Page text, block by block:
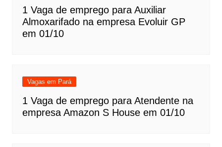
1 Vaga de emprego para Auxiliar
Almoxarifado na empresa Evoluir GP
em 01/10
Vagas em Pará
1 Vaga de emprego para Atendente na
empresa Amazon S House em 01/10